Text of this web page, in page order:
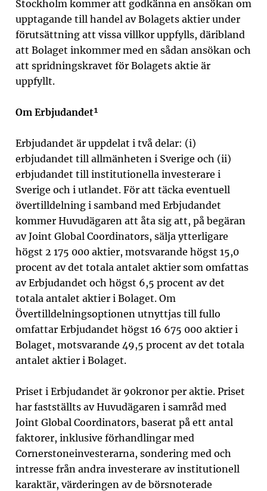
Stockholm kommer att godkänna en ansökan om
upptagande till handel av Bolagets aktier under
förutsättning att vissa villkor uppfylls, däribland
att Bolaget inkommer med en sådan ansökan och
att spridningskravet för Bolagets aktie är
uppfyllt.
Om Erbjudandet¹
Erbjudandet är uppdelat i två delar: (i)
erbjudandet till allmänheten i Sverige och (ii)
erbjudandet till institutionella investerare i
Sverige och i utlandet. För att täcka eventuell
övertilldelning i samband med Erbjudandet
kommer Huvudägaren att åta sig att, på begäran
av Joint Global Coordinators, sälja ytterligare
högst 2 175 000 aktier, motsvarande högst 15,0
procent av det totala antalet aktier som omfattas
av Erbjudandet och högst 6,5 procent av det
totala antalet aktier i Bolaget. Om
Övertilldelningsoptionen utnyttjas till fullo
omfattar Erbjudandet högst 16 675 000 aktier i
Bolaget, motsvarande 49,5 procent av det totala
antalet aktier i Bolaget.
Priset i Erbjudandet är 90kronor per aktie. Priset
har fastställts av Huvudägaren i samråd med
Joint Global Coordinators, baserat på ett antal
faktorer, inklusive förhandlingar med
Cornerstoneinvesterarna, sondering med och
intresse från andra investerare av institutionell
karaktär, värderingen av de börsnoterade